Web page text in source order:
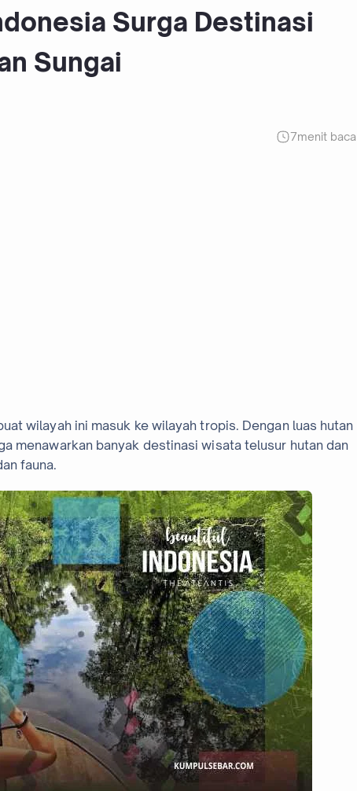
Surga Destinasi
Sungai
7menit baca
wilayah ini masuk ke wilayah tropis. Dengan luas hutan
menawarkan banyak destinasi wisata telusur hutan dan
fauna.